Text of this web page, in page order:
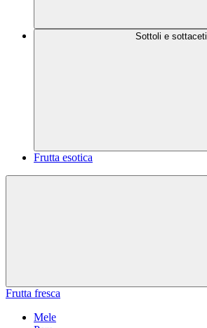
Sottoli e sottaceti
Frutta esotica
Frutta fresca
Mele